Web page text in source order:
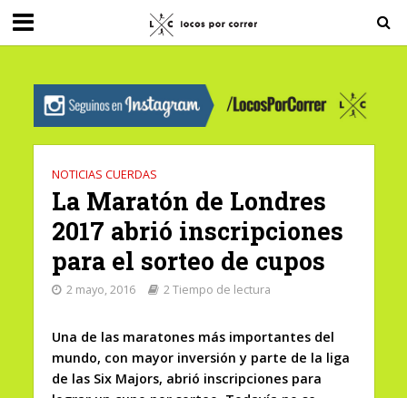
G-0X2PD3RFLV
NOTICIAS CUERDAS
La Maratón de Londres
2017 abrió inscripciones
para el sorteo de cupos
2 mayo, 2016 2 Tiempo de lectura
Una de las maratones más importantes del
mundo, con mayor inversión y parte de la liga
de las Six Majors, abrió inscripciones para